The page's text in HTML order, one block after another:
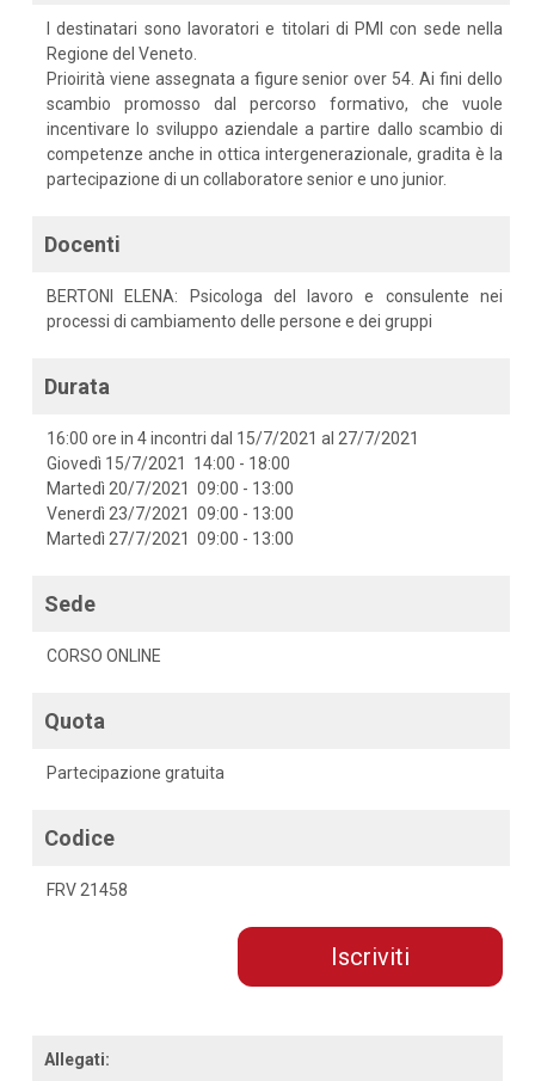
I destinatari sono lavoratori e titolari di PMI con sede nella
Regione del Veneto.
Prioirità viene assegnata a figure senior over 54. Ai fini dello
scambio promosso dal percorso formativo, che vuole
incentivare lo sviluppo aziendale a partire dallo scambio di
competenze anche in ottica intergenerazionale, gradita è la
partecipazione di un collaboratore senior e uno junior.
Docenti
BERTONI ELENA: Psicologa del lavoro e consulente nei
processi di cambiamento delle persone e dei gruppi
Durata
16:00 ore in 4 incontri dal 15/7/2021 al 27/7/2021
Giovedì 15/7/2021 14:00 - 18:00
Martedì 20/7/2021 09:00 - 13:00
Venerdì 23/7/2021 09:00 - 13:00
Martedì 27/7/2021 09:00 - 13:00
Sede
CORSO ONLINE
Quota
Partecipazione gratuita
Codice
FRV 21458
Iscriviti
Allegati: